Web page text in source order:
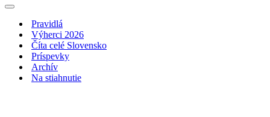
navigácie
Menu
navigáciePravidlá
Výherci 2026
Číta celé Slovensko
Príspevky
Archív
Na stiahnutie